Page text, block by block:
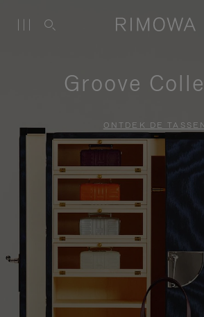
Groove
ONTDEK DE